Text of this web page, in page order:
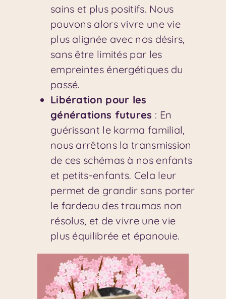
sains et plus positifs. Nous
pouvons alors vivre une vie
plus alignée avec nos désirs,
sans être limités par les
empreintes énergétiques du
passé.
Libération pour les
générations futures : En
guérissant le karma familial,
nous arrêtons la transmission
de ces schémas à nos enfants
et petits-enfants. Cela leur
permet de grandir sans porter
le fardeau des traumas non
résolus, et de vivre une vie
plus équilibrée et épanouie.